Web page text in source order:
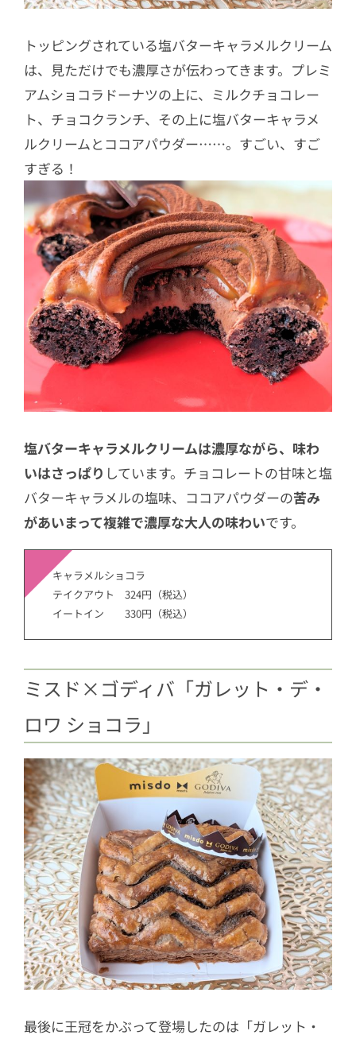
トッピングされている塩バターキャラメルクリーム
は、見ただけでも濃厚さが伝わってきます。プレミ
アムショコラドーナツの上に、ミルクチョコレー
ト、チョコクランチ、その上に塩バターキャラメ
ルクリームとココアパウダー……。すごい、すご
すぎる！
塩バターキャラメルクリームは濃厚ながら、味わ
いはさっぱり しています。チョコレートの甘味と塩
バターキャラメルの塩味、ココアパウダーの苦み
があいまって複雑で濃厚な大人の味わいです。
キャラメルショコラ
テイクアウト 324円（税込）
イートイン 330円（税込）
ミスド×ゴディバ「ガレット・デ・
ロワ ショコラ」
最後に王冠をかぶって登場したのは「ガレット・